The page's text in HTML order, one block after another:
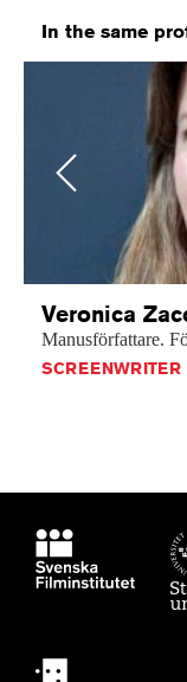
In the same
Previous
Veronica
Manusförfattare.
SCREENWRITER